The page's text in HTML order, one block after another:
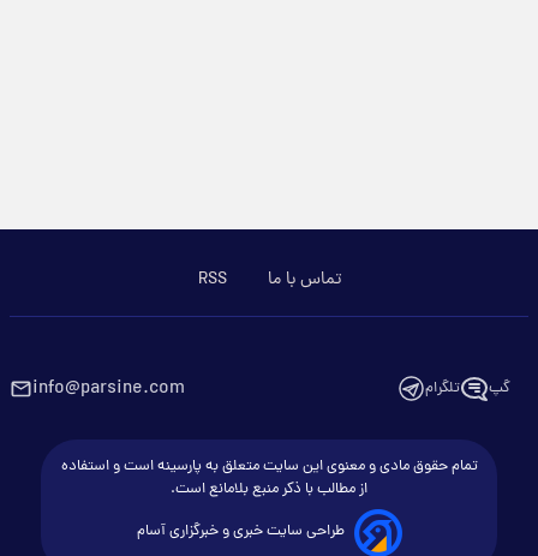
تماس با ما RSS
گپ تلگرام info@parsine.com
تمام حقوق مادی و معنوی این سایت متعلق به پارسینه است و استفاده
از مطالب با ذکر منبع بلامانع است.
طراحی سایت خبری و خبرگزاری آسام